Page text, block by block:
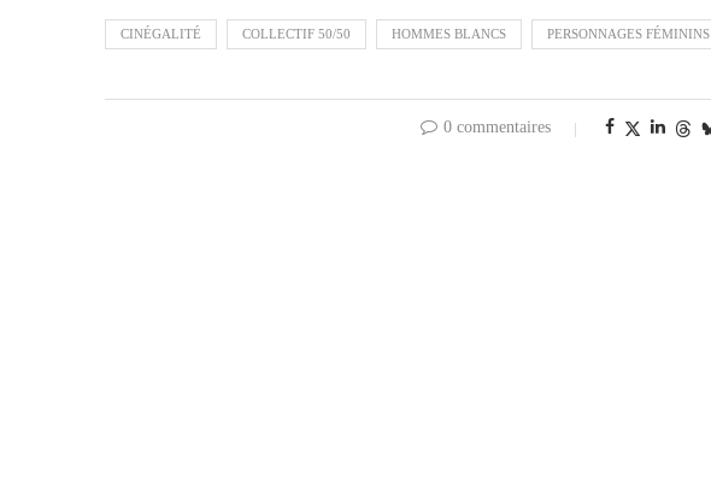
CINÉGALITÉ COLLECTIF 50/50 HOMMES BLANCS PERSONNAGES FÉMININS
0 commentaires